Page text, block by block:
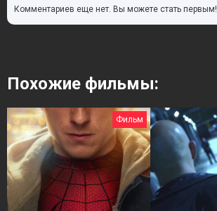
Комментариев еще нет. Вы можете стать первым!
Похожие фильмы:
Фильм